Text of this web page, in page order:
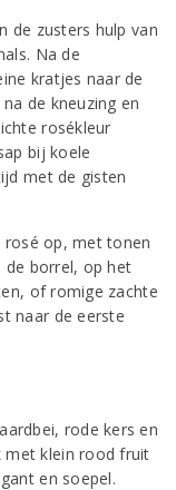
de zusters hulp van
Na de
kratjes naar de
de kneuzing en
rosékleur
bij koele
met de gisten
rosé op, met tonen
de borrel, op het
of romige zachte
naar de eerste
rode kers en
met klein rood fruit
en soepel.